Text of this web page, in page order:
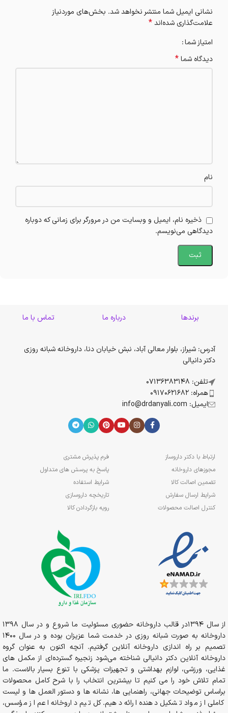
نشانی ایمیل شما منتشر نخواهد شد. بخش‌های موردنیاز
علامت‌گذاری شده‌اند*
امتیاز شما
دیدگاه شما*
نام
ذخیره نام، ایمیل و وبسایت من در مرورگر برای زمانی که دوباره
دیدگاهی می‌نویسم.
برندها درباره ما تماس با ما
آدرس: شیراز، بلوار معالی آباد، نبش خیابان دنا، داروخانه شبانه روزی
دکتر دانیالی
تلفن: 07136383148
همراه: 09170621682
ایمیل: info@drdanyali.com
ارتباط با دکتر داروساز
مجوزهای داروخانه
تضمین اصالت کالا
شرایط ارسال سفارش
کنترل اصالت محصولات
فرم پذیرش مشتری
پاسخ به پرسش های متداول
شرایط استفاده
تاریخچه داروسازی
رویه بازگردادن کالا
از سال 1394در قالب داروخانه حضوری مسئولیت ما شروع و در سال 1398
داروخانه به صورت شبانه روزی در خدمت شما عزیزان بوده و در سال 1400
تصمیم بر راه اندازی داروخانه آنلاین گرفتیم. آنچه اکنون به عنوان گروه
داروخانه آنلاین دکتر دانیالی شناخته می‌شود زنجیره گسترده‌ای از مکمل های
غذایی، ورزشی، لوازم بهداشتی و تجهیزات پزشکی با تنوع بسیار بالاست. ما
تمام تلاش خود را می کنیم تا بیشترین انتخاب را با شرح کامل محصولات
براساس توضیحات جهانی، راهنمایی ها، نشانه ها و دستور العمل ها و لیست
کاملی از مواد تشکیل دهنده ارائه دهیم. کل تیم داروخانه اعم از مؤسس،